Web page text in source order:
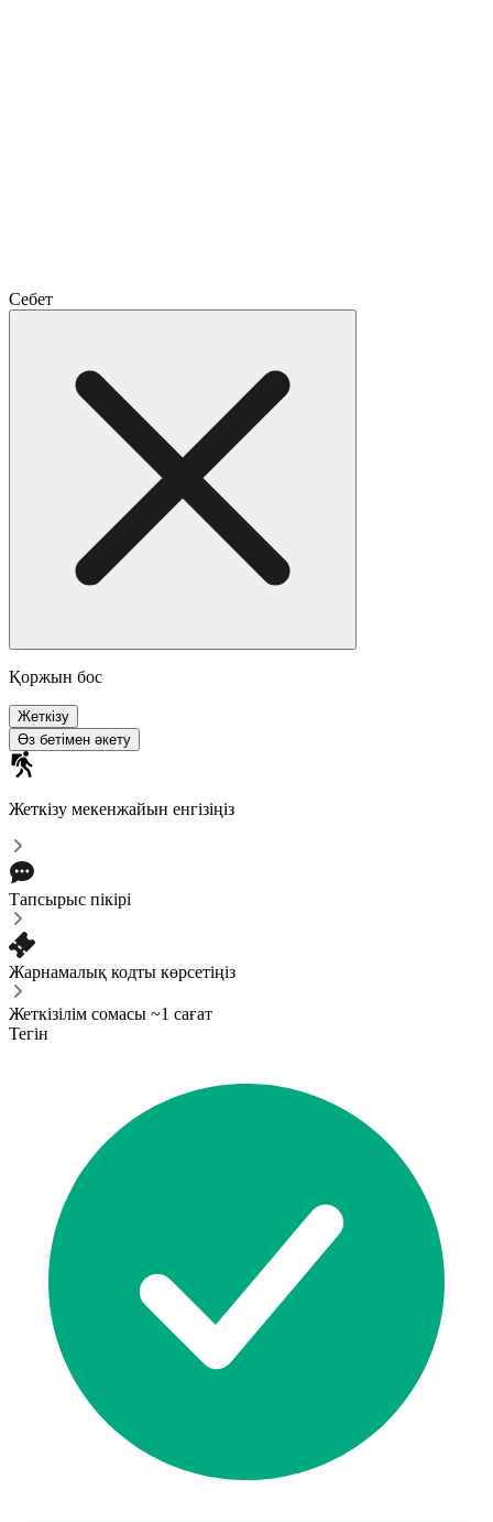
Себет
Қоржын бос
Жеткізу
Өз бетімен әкету
Жеткізу мекенжайын енгізіңіз
Тапсырыс пікірі
Жарнамалық кодты көрсетіңіз
Жеткізілім сомасы ~1 сағат
Тегін